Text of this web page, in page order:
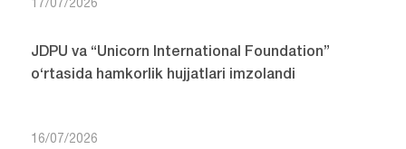
17/07/2026
JDPU va “Unicorn International Foundation”
o‘rtasida hamkorlik hujjatlari imzolandi
16/07/2026